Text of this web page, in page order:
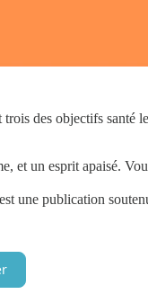
des objectifs santé
et un esprit apaisé.
est une publication